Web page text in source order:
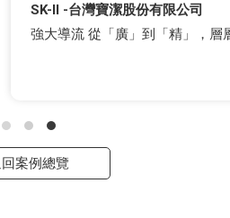
限公司
「精」，層層部署掌握商機
案例總覽